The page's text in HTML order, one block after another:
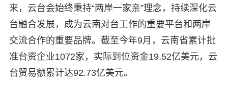
来，云台会始终秉持“两岸一家亲”理念，持续深化云
台融合发展，成为云南对台工作的重要平台和两岸
交流合作的重要品牌。截至今年9月，云南省累计批
准台资企业1072家，实际到位资金19.52亿美元，云
台贸易额累计达92.73亿美元。